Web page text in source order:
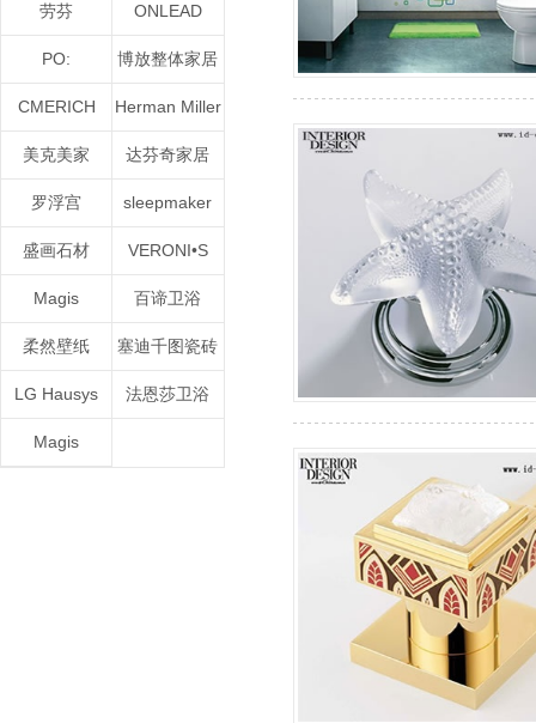
劳芬 ONLEAD
PO: 博放整体家居
CMERICH Herman Miller
美克美家 达芬奇家居
罗浮宫 sleepmaker
盛画石材 VERONI•S
Magis 百谛卫浴
柔然壁纸 塞迪千图瓷砖
LG Hausys 法恩莎卫浴
Magis